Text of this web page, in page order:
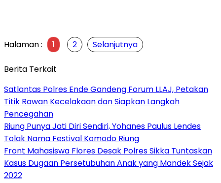
Halaman : 1 2 Selanjutnya
Berita Terkait
Satlantas Polres Ende Gandeng Forum LLAJ, Petakan
Titik Rawan Kecelakaan dan Siapkan Langkah
Pencegahan
Riung Punya Jati Diri Sendiri, Yohanes Paulus Lendes
Tolak Nama Festival Komodo Riung
Front Mahasiswa Flores Desak Polres Sikka Tuntaskan
Kasus Dugaan Persetubuhan Anak yang Mandek Sejak
2022